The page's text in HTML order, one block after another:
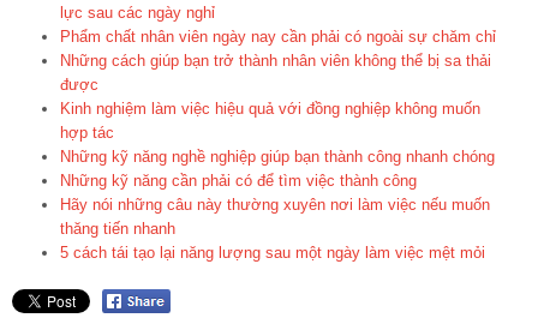
lực sau các ngày nghỉ
Phẩm chất nhân viên ngày nay cần phải có ngoài sự chăm chỉ
Những cách giúp bạn trở thành nhân viên không thể bị sa thải
được
Kinh nghiệm làm việc hiệu quả với đồng nghiệp không muốn
hợp tác
Những kỹ năng nghề nghiệp giúp bạn thành công nhanh chóng
Những kỹ năng cần phải có để tìm việc thành công
Hãy nói những câu này thường xuyên nơi làm việc nếu muốn
thăng tiến nhanh
5 cách tái tạo lại năng lượng sau một ngày làm việc mệt mỏi